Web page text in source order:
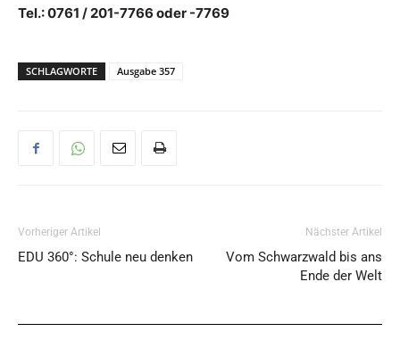
Tel.: 0761 / 201-7766 oder -7769
SCHLAGWORTE Ausgabe 357
Vorheriger Artikel
EDU 360°: Schule neu denken
Nächster Artikel
Vom Schwarzwald bis ans
Ende der Welt